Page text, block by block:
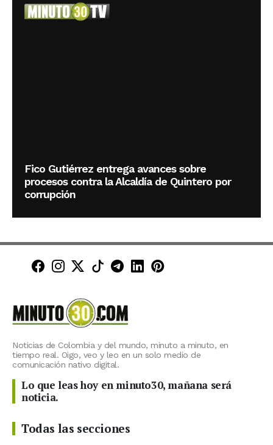
Fico Gutiérrez entrega avances sobre
procesos contra la Alcaldía de Quintero por
corrupción
Minuto30 en Facebook
Minuto30 en Instagram
Minuto30 en X (Twitter)
Minuto30 en TikTok
Canal de Minuto30 en
Minuto30 en LinkedIn
Minuto30 en
Noticias de Colombia y del mundo, minuto a minuto, en
tiempo real. Oigo, veo y leo en un solo medio de
comunicación nativo digital.
Lo que leas hoy en minuto30, mañana será
noticia.
Todas las secciones